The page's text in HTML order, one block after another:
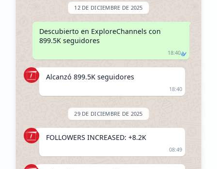
12 DE DICIEMBRE DE 2025
Descubierto en ExploreChannels con
899.5K seguidores
18:40
Alcanzó 899.5K seguidores
18:40
29 DE DICIEMBRE DE 2025
FOLLOWERS INCREASED: +8.2K
08:49